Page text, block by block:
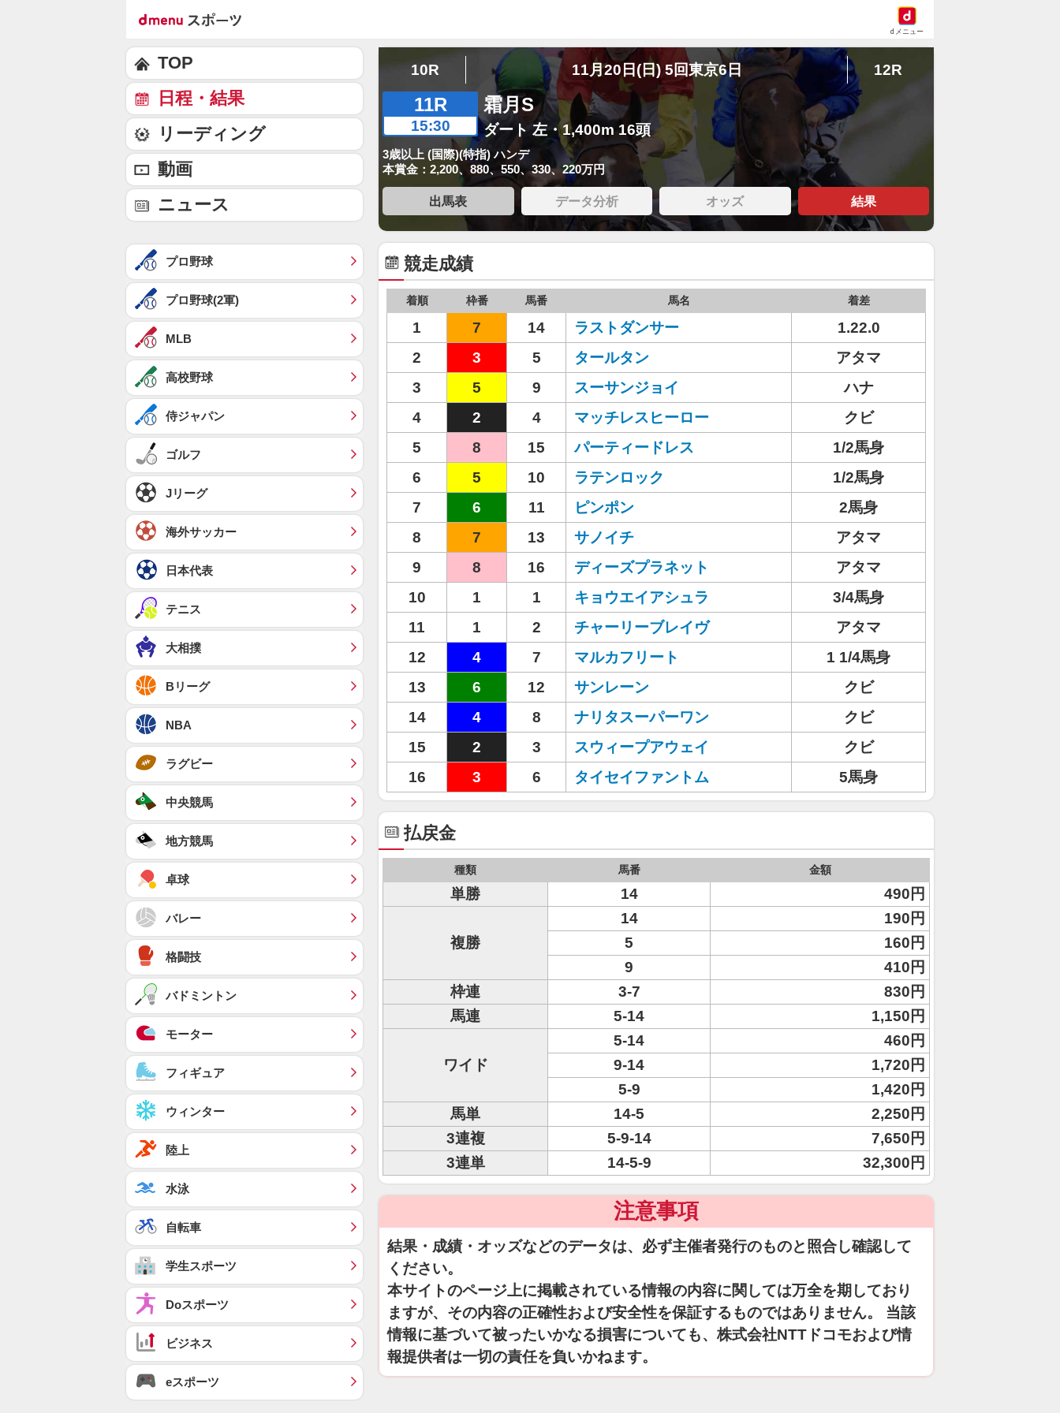
dメニュー
10R 11月20日(日) 5回東京6日 12R
11R
15:30
霜月S
ダート 左・1,400m 16頭
3歳以上 (国際)(特指) ハンデ
本賞金：2,200、880、550、330、220万円
出馬表 データ分析 オッズ 結果
競走成績
着順 枠番 馬番 馬名 着差
1 7 14 ラストダンサー
1.22.0
2
3 5 タールタン
アタマ
3
5 9 スーサンジョイ
ハナ
4
2 4 マッチレスヒーロー
クビ
5
8 15 パーティードレス
1/2馬身
6
5 10 ラテンロック
1/2馬身
7
6 11 ピンポン
2馬身
8
7 13 サノイチ
アタマ
9
8 16 ディーズプラネット
アタマ
10
1 1 キョウエイアシュラ
3/4馬身
11
1 2 チャーリーブレイヴ
アタマ
12
4 7 マルカフリート
1 1/4馬身
13
6 12 サンレーン
クビ
14
4 8 ナリタスーパーワン
クビ
15
2 3 スウィープアウェイ
クビ
16
3 6 タイセイファントム 5馬身
払戻金
種類 馬番 金額
単勝 14 490円
複勝
14
190円
5
160円
9
410円
枠連
3-7
830円
馬連
5-14 1,150円
ワイド
5-14
460円
9-14
1,720円
5-9
1,420円
馬単
14-5
2,250円
3連複
5-9-14
7,650円
3連単
14-5-9 32,300円
注意事項
結果・成績・オッズなどのデータは、必ず主催者発行のものと照合し確認して
ください。
本サイトのページ上に掲載されている情報の内容に関しては万全を期しており
ますが、その内容の正確性および安全性を保証するものではありません。 当該
情報に基づいて被ったいかなる損害についても、株式会社NTTドコモおよび情
報提供者は一切の責任を負いかねます。
TOP
日程・結果
リーディング
動画
ニュース
プロ野球
プロ野球(2軍)
MLB
高校野球
侍ジャパン
ゴルフ
Jリーグ
海外サッカー
日本代表
テニス
大相撲
Bリーグ
NBA
ラグビー
中央競馬
地方競馬
卓球
バレー
格闘技
バドミントン
モーター
フィギュア
ウィンター
陸上
水泳
自転車
学生スポーツ
Doスポーツ
ビジネス
eスポーツ